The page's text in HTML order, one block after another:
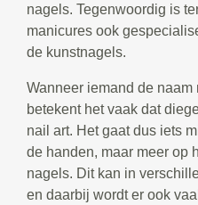
nagels. Tegenwoordig is
manicures ook
de kunstnagels.
Wanneer iemand de
betekent het vaak dat
nail art. Het gaat dus iets
de handen, maar meer op
nagels. Dit kan in
en daarbij wordt er ook